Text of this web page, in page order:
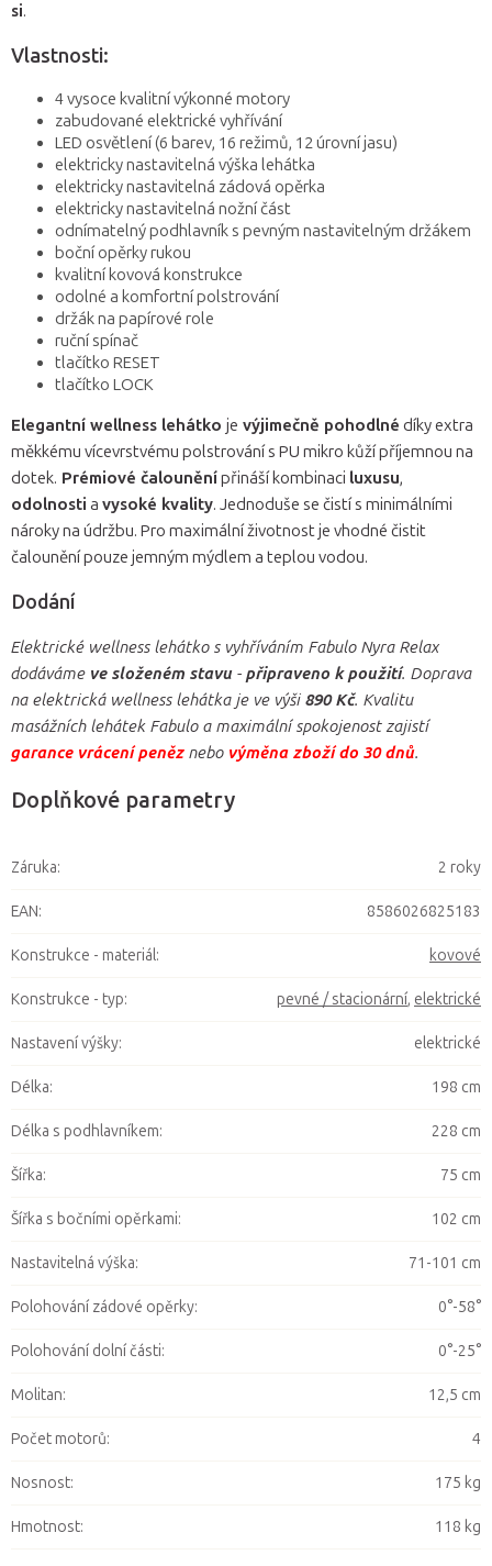
si.
Vlastnosti:
4 vysoce kvalitní výkonné motory
zabudované elektrické vyhřívání
LED osvětlení (6 barev, 16 režimů, 12 úrovní jasu)
elektricky nastavitelná výška lehátka
elektricky nastavitelná zádová opěrka
elektricky nastavitelná nožní část
odnímatelný podhlavník s pevným nastavitelným držákem
boční opěrky rukou
kvalitní kovová konstrukce
odolné a komfortní polstrování
držák na papírové role
ruční spínač
tlačítko RESET
tlačítko LOCK
Elegantní wellness lehátko je výjimečně pohodlné díky extra
měkkému vícevrstvému ​​polstrování s PU mikro kůží příjemnou na
dotek. Prémiové čalouněnípřináší kombinaci luxusu,
odolnosti a vysoké kvality. Jednoduše se čistí s minimálními
nároky na údržbu. Pro maximální životnost je vhodné čistit
čalounění pouze jemným mýdlem a teplou vodou.
Dodání
Elektrické wellness lehátko s vyhříváním Fabulo Nyra Relax
dodáváme ve složeném stavu - připraveno k použití. Doprava
na elektrická wellness lehátka je ve výši 890 Kč. Kvalitu
masážních lehátek Fabulo a maximální spokojenost zajistí
garance vrácení peněz nebo výměna zboží do 30 dnů.
Doplňkové parametry
Záruka: 2 roky
EAN: 8586026825183
Konstrukce - materiál: kovové
Konstrukce - typ: pevné / stacionární, elektrické
Nastavení výšky: elektrické
Délka: 198 cm
Délka s podhlavníkem: 228 cm
Šířka: 75 cm
Šířka s bočními opěrkami: 102 cm
Nastavitelná výška: 71-101 cm
Polohování zádové opěrky: 0°-58°
Polohování dolní části: 0°-25°
Molitan: 12,5 cm
Počet motorů: 4
Nosnost: 175 kg
Hmotnost: 118 kg